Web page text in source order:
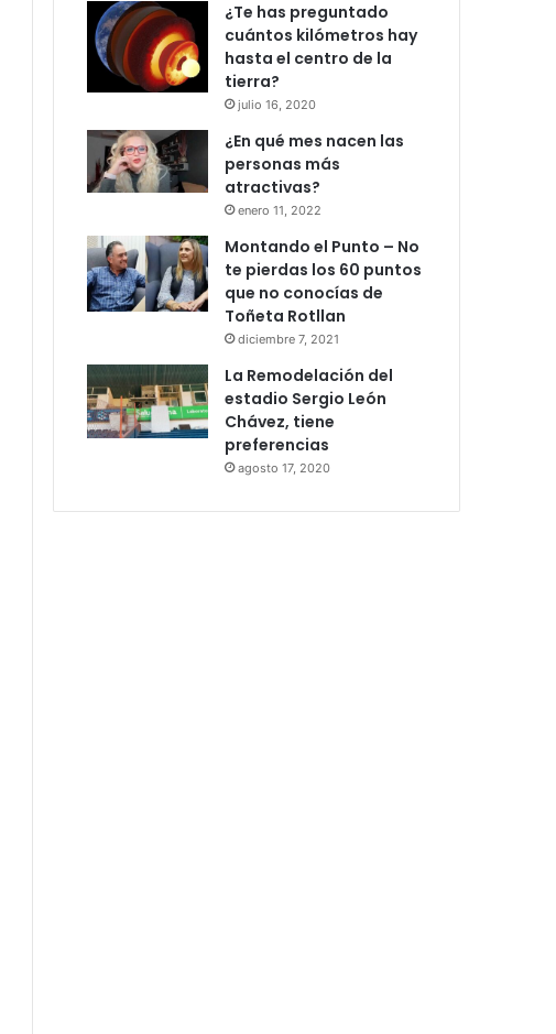
¿Te has preguntado
cuántos kilómetros hay
hasta el centro de la
tierra?
julio 16, 2020
¿En qué mes nacen las
personas más
atractivas?
enero 11, 2022
Montando el Punto – No
te pierdas los 60 puntos
que no conocías de
Toñeta Rotllan
diciembre 7, 2021
La Remodelación del
estadio Sergio León
Chávez, tiene
preferencias
agosto 17, 2020